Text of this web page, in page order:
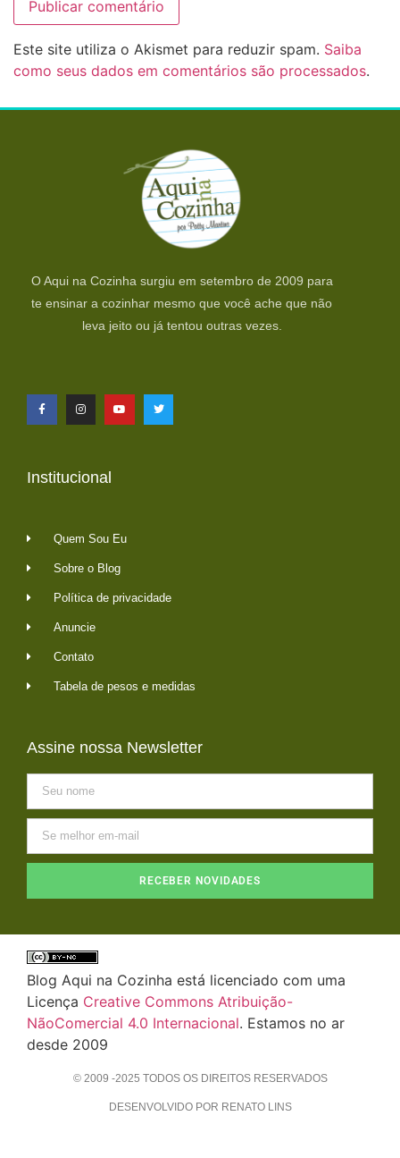
Este site utiliza o Akismet para reduzir spam. Saiba
como seus dados em comentários são processados.
O Aqui na Cozinha surgiu em setembro de 2009 para
te ensinar a cozinhar mesmo que você ache que não
leva jeito ou já tentou outras vezes.
Institucional
Quem Sou Eu
Sobre o Blog
Política de privacidade
Anuncie
Contato
Tabela de pesos e medidas
Assine nossa Newsletter
RECEBER NOVIDADES
Blog Aqui na Cozinha está licenciado com uma
Licença Creative Commons Atribuição-
NãoComercial 4.0 Internacional. Estamos no ar
desde 2009
© 2009 -2025 TODOS OS DIREITOS RESERVADOS
DESENVOLVIDO POR RENATO LINS